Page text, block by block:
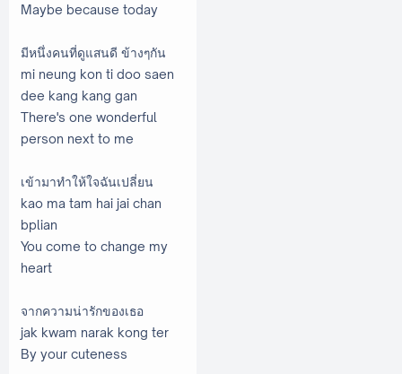
Maybe because today
มีหนึ่งคนที่ดูแสนดี ข้างๆกัน
mi neung kon ti doo saen
dee kang kang gan
There's one wonderful
person next to me
เข้ามาทำให้ใจฉันเปลี่ยน
kao ma tam hai jai chan
bplian
You come to change my
heart
จากความน่ารักของเธอ
jak kwam narak kong ter
By your cuteness